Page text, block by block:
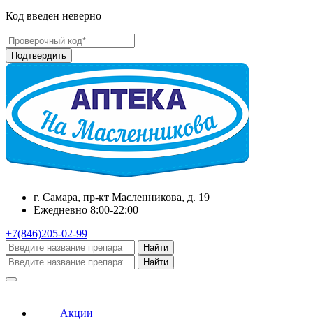
Код введен неверно
г. Самара, пр-кт Масленникова, д. 19
Ежедневно 8:00-22:00
+7(846)205-02-99
Найти
Найти
Акции